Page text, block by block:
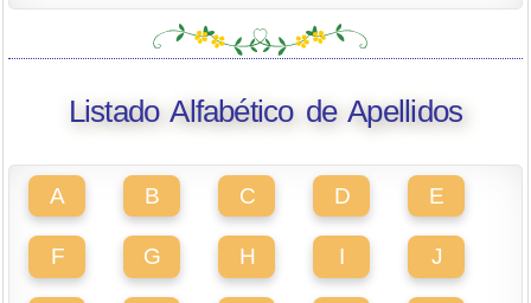
Listado Alfabético de Apellidos
A B C D E
F G H I J